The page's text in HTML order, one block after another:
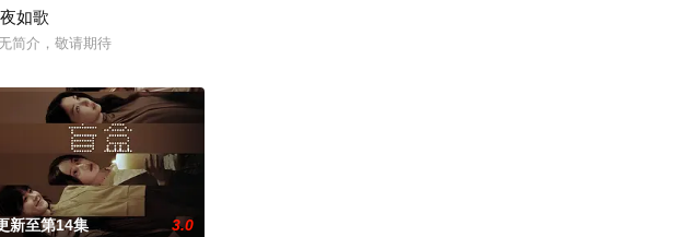
霍仙姑（陈瑶 饰）与九门诸
杨钿甜 饰），虽自小被父母忽视，在艰苦环境中长大，但她始终刻苦
如歌
简介，敬请期待
新至第14集 3.0